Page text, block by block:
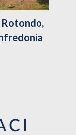
Rotondo,